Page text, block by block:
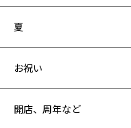
夏
お祝い
開店、周年など